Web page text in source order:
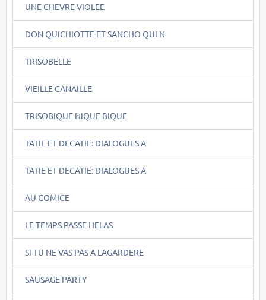
UNE CHEVRE VIOLEE
DON QUICHIOTTE ET SANCHO QUI N
TRISOBELLE
VIEILLE CANAILLE
TRISOBIQUE NIQUE BIQUE
TATIE ET DECATIE: DIALOGUES A
TATIE ET DECATIE: DIALOGUES A
AU COMICE
LE TEMPS PASSE HELAS
SI TU NE VAS PAS A LAGARDERE
SAUSAGE PARTY